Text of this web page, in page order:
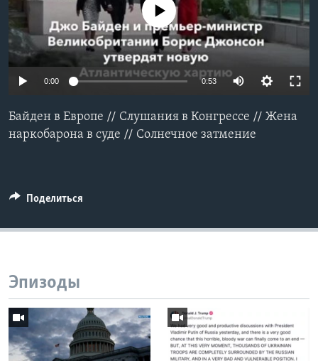
Learning English
СОЦИАЛЬНЫЕ СЕТИ
Языки
No media source currently available
0:00 0:53
Байден в Европe // Слушания в Конгрессе // Жена
наркобарона в суде // Солнечное затмение
Поделиться
Эпизоды